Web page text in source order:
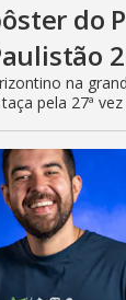
do
na
pela 27ª vez